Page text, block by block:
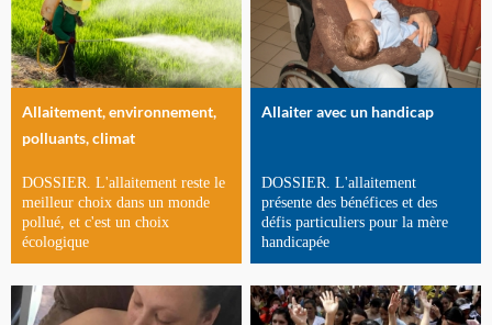
Allaitement, environnement,
polluants, climat
DOSSIER. L'allaitement reste le
meilleur choix dans un monde
pollué, et c'est un choix
écologique
Allaiter avec un handicap
DOSSIER. L'allaitement
présente des bénéfices et des
défis particuliers pour la mère
handicapée